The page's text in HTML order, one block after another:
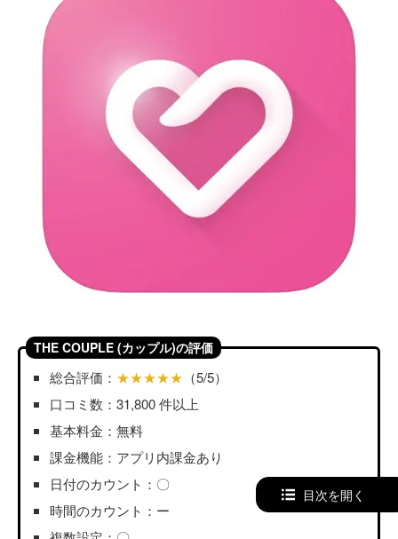
THE COUPLE (カップル)の評価
総合評価： ★★★★★ （5/5）
口コミ数：31,800 件以上
基本料金：無料
課金機能：アプリ内課金あり
日付のカウント：〇
時間のカウント：ー
目次を開く